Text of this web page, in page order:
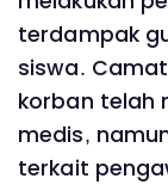
terdampak
siswa.
korban telah
medis,
terkait